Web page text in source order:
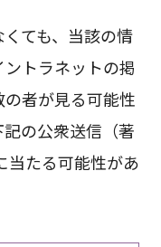
ても、当該の情
トラネットの掲
者が見る可能性
の公衆送信（著
当たる可能性があ